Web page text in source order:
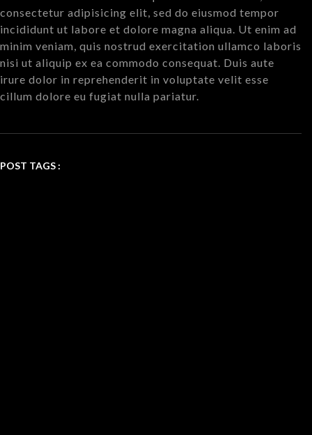
consectetur adipisicing elit, sed do eiusmod tempor
incididunt ut labore et dolore magna aliqua. Ut enim ad
minim veniam, quis nostrud exercitation ullamco laboris
nisi ut aliquip ex ea commodo consequat. Duis aute
irure dolor in reprehenderit in voluptate velit esse
cillum dolore eu fugiat nulla pariatur.
POST TAGS :